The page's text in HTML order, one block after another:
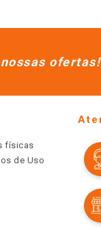
ofertas!
físicas
de Uso